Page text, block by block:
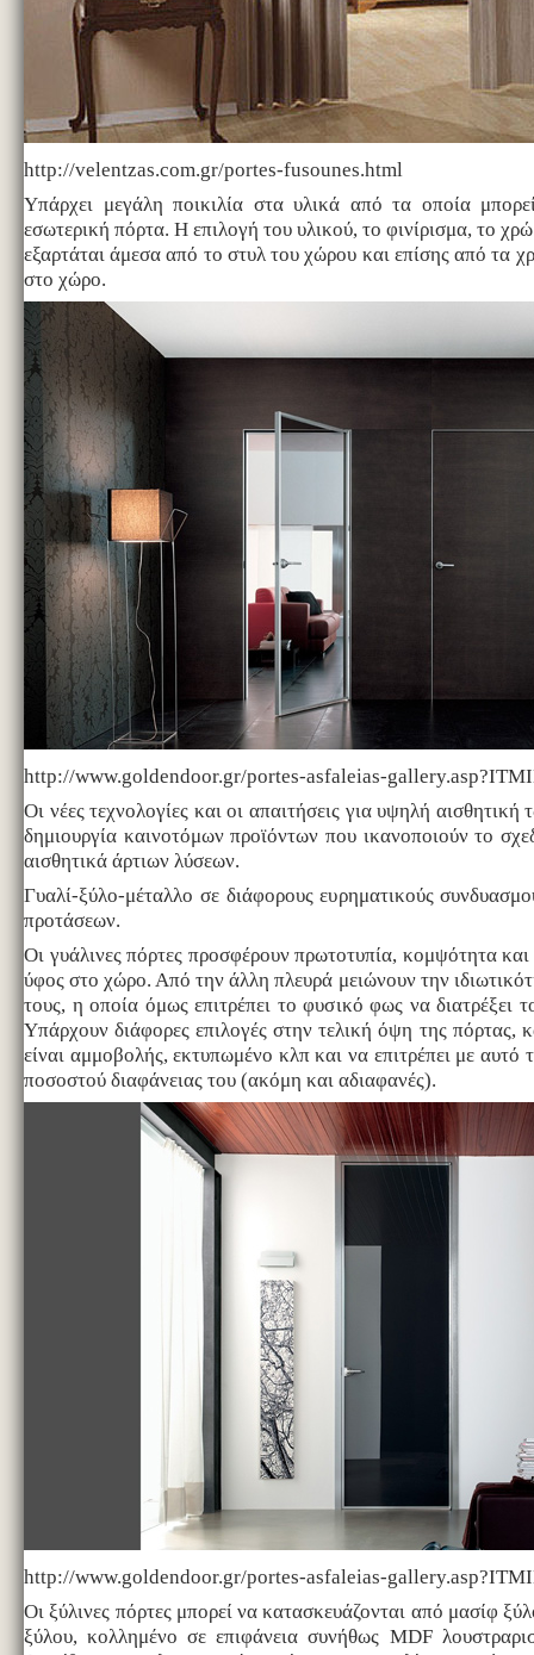
http://velentzas.com.gr/portes-fusounes.html
Υπάρχει μεγάλη ποικιλία στα υλικά από τα οποία
εσωτερική πόρτα. Η επιλογή του υλικού, το φινίρισμα, το
εξαρτάται άμεσα από το στυλ του χώρου και επίσης από τα
στο χώρο.
http://www.goldendoor.gr/portes-asfaleias-
Οι νέες τεχνολογίες και οι απαιτήσεις για υψηλή
δημιουργία καινοτόμων προϊόντων που ικανοποιούν το
αισθητικά άρτιων λύσεων.
Γυαλί-ξύλο-μέταλλο σε διάφορους ευρηματικούς
προτάσεων.
Οι γυάλινες πόρτες προσφέρουν πρωτοτυπία, κομψότητα
ύφος στο χώρο. Από την άλλη πλευρά μειώνουν την
τους, η οποία όμως επιτρέπει το φυσικό φως να διατρέξει
Υπάρχουν διάφορες επιλογές στην τελική όψη της πόρτας,
είναι αμμοβολής, εκτυπωμένο κλπ και να επιτρέπει με αυτό
ποσοστού διαφάνειας του (ακόμη και αδιαφανές).
http://www.goldendoor.gr/portes-asfaleias-
Οι ξύλινες πόρτες μπορεί να κατασκευάζονται από μασίφ
ξύλου, κολλημένο σε επιφάνεια συνήθως MDF